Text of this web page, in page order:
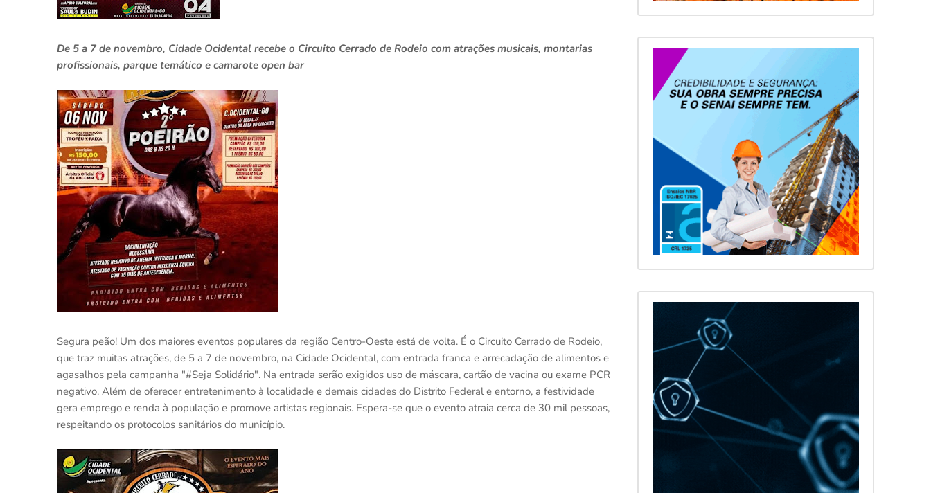
De 5 a 7 de novembro, Cidade Ocidental recebe o Circuito Cerrado de Rodeio com atrações musicais, montarias
profissionais, parque temático e camarote open bar
Segura peão! Um dos maiores eventos populares da região Centro-Oeste está de volta. É o Circuito Cerrado de Rodeio,
que traz muitas atrações, de 5 a 7 de novembro, na Cidade Ocidental, com entrada franca e arrecadação de alimentos e
agasalhos pela campanha "#Seja Solidário". Na entrada serão exigidos uso de máscara, cartão de vacina ou exame PCR
negativo. Além de oferecer entretenimento à localidade e demais cidades do Distrito Federal e entorno, a festividade
gera emprego e renda à população e promove artistas regionais. Espera-se que o evento atraia cerca de 30 mil pessoas,
respeitando os protocolos sanitários do município.